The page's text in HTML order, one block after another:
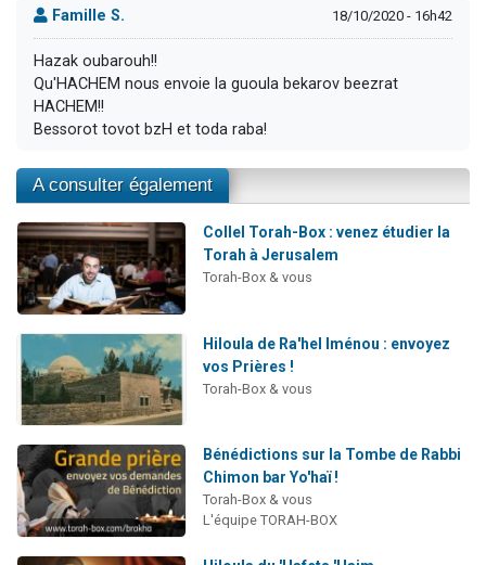
Famille S. 18/10/2020 - 16h42
Hazak oubarouh!!
Qu'HACHEM nous envoie la guoula bekarov beezrat
HACHEM!!
Bessorot tovot bzH et toda raba!
A consulter également
Collel Torah-Box : venez étudier la
Torah à Jerusalem
Torah-Box & vous
Hiloula de Ra'hel Iménou : envoyez
vos Prières !
Torah-Box & vous
Bénédictions sur la Tombe de Rabbi
Chimon bar Yo'haï !
Torah-Box & vous
L'équipe TORAH-BOX